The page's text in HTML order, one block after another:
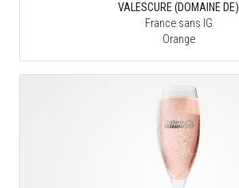
VALESCURE (DOMAINE DE)
France sans IG
Orange